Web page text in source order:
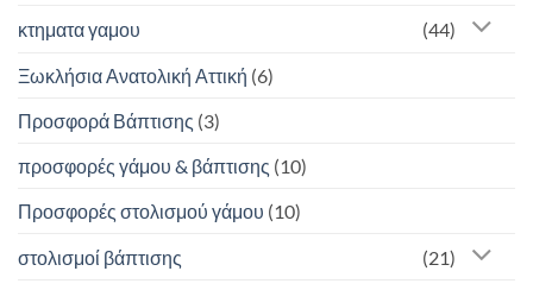
κτηματα γαμου (44)
Ξωκλήσια Ανατολική Αττική (6)
Προσφορά Βάπτισης (3)
προσφορές γάμου & βάπτισης (10)
Προσφορές στολισμού γάμου (10)
στολισμοί βάπτισης (21)